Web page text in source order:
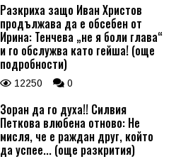
Разкриха защо Иван Христов
продължава да е обсебен от
Ирина: Тенчева „не я боли глава“
и го обслужва като гейша! (още
подробности)
12250 0
Зоран да го духа!! Силвия
Петкова влюбена отново: Не
мисля, че е раждан друг, който
да успее... (още разкрития)